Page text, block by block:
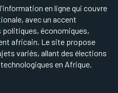
en ligne qui couvre
avec un accent
politiques, économiques,
africain. Le site propose
variés, allant des élections
en Afrique.